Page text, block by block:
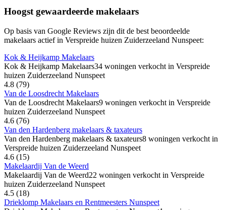
Hoogst gewaardeerde makelaars
Op basis van Google Reviews zijn dit de best beoordeelde
makelaars actief in Verspreide huizen Zuiderzeeland Nunspeet:
Kok & Heijkamp Makelaars
Kok & Heijkamp Makelaars34 woningen verkocht in Verspreide
huizen Zuiderzeeland Nunspeet
4.8 (79)
Van de Loosdrecht Makelaars
Van de Loosdrecht Makelaars9 woningen verkocht in Verspreide
huizen Zuiderzeeland Nunspeet
4.6 (76)
Van den Hardenberg makelaars & taxateurs
Van den Hardenberg makelaars & taxateurs8 woningen verkocht in
Verspreide huizen Zuiderzeeland Nunspeet
4.6 (15)
Makelaardij Van de Weerd
Makelaardij Van de Weerd22 woningen verkocht in Verspreide
huizen Zuiderzeeland Nunspeet
4.5 (18)
Drieklomp Makelaars en Rentmeesters Nunspeet